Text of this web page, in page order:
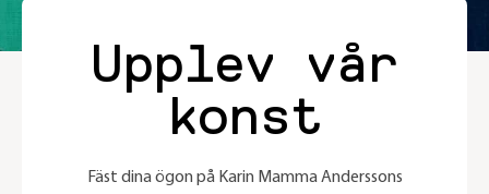
Upplev vår
konst
Fäst dina ögon på Karin Mamma Anderssons